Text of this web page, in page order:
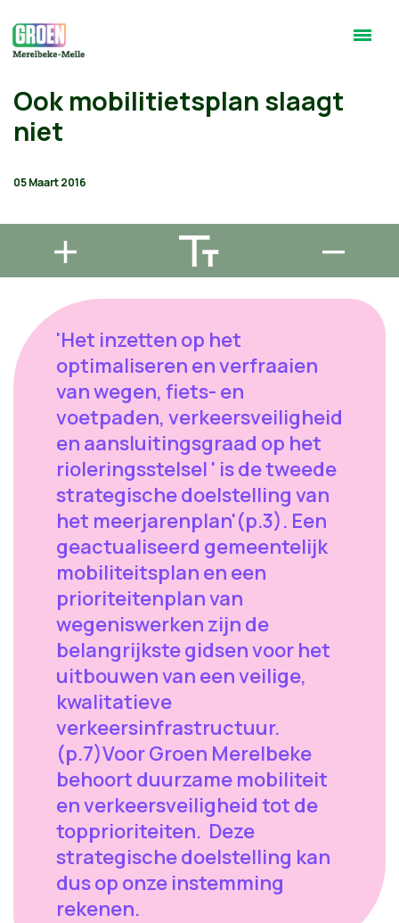
Ook mobilitietsplan slaagt
niet
05 Maart 2016
'Het inzetten op het
optimaliseren en verfraaien
van wegen, fiets- en
voetpaden, verkeersveiligheid
en aansluitingsgraad op het
rioleringsstelsel ' is de tweede
strategische doelstelling van
het meerjarenplan'(p.3). Een
geactualiseerd gemeentelijk
mobiliteitsplan en een
prioriteitenplan van
wegeniswerken zijn de
belangrijkste gidsen voor het
uitbouwen van een veilige,
kwalitatieve
verkeersinfrastructuur.
(p.7)Voor Groen Merelbeke
behoort duurzame mobiliteit
en verkeersveiligheid tot de
topprioriteiten. Deze
strategische doelstelling kan
dus op onze instemming
rekenen.